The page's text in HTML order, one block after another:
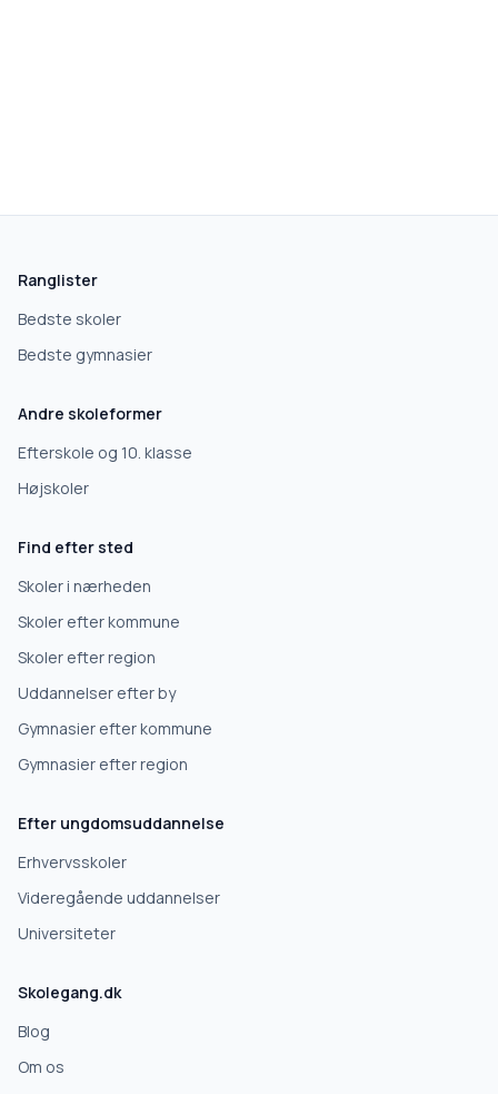
Ranglister
Bedste skoler
Bedste gymnasier
Andre skoleformer
Efterskole og 10. klasse
Højskoler
Find efter sted
Skoler i nærheden
Skoler efter kommune
Skoler efter region
Uddannelser efter by
Gymnasier efter kommune
Gymnasier efter region
Efter ungdomsuddannelse
Erhvervsskoler
Videregående uddannelser
Universiteter
Skolegang.dk
Blog
Om os